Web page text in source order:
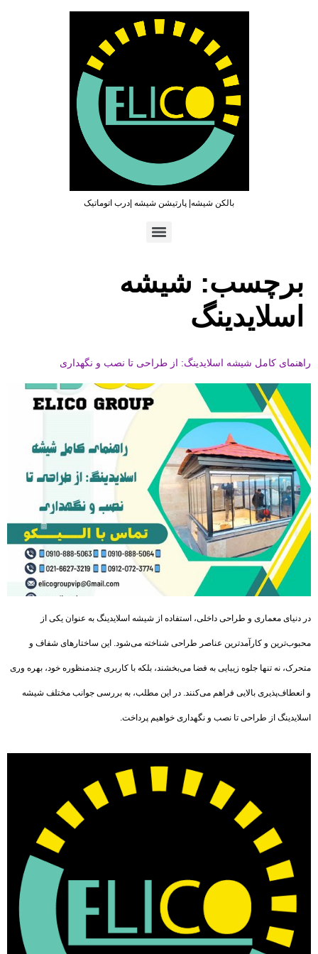
بالکن شیشه| پارتیشن شیشه |درب اتوماتیک
برچسب: شیشه
اسلایدینگ
راهنمای کامل شیشه اسلایدینگ: از طراحی تا نصب و نگهداری
در دنیای معماری و طراحی داخلی، استفاده از شیشه‌ اسلایدینگ به عنوان یکی از
محبوب‌ترین و کارآمدترین عناصر طراحی شناخته می‌شود. این ساختار‌های شفاف و
متحرک، نه تنها جلوه زیبایی به فضا می‌بخشند، بلکه با کاربری چندمنظوره‌ خود، بهره وری
و انعطاف‌پذیری بالایی فراهم می‌کنند. در این مطلب، به بررسی جوانب مختلف شیشه‌
اسلایدینگ از طراحی تا نصب و نگهداری خواهیم پرداخت.